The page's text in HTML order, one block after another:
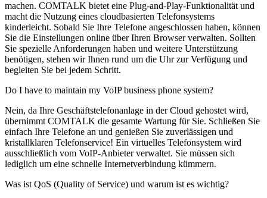
machen. COMTALK bietet eine Plug-and-Play-Funktionalität und
macht die Nutzung eines cloudbasierten Telefonsystems
kinderleicht. Sobald Sie Ihre Telefone angeschlossen haben, können
Sie die Einstellungen online über Ihren Browser verwalten. Sollten
Sie spezielle Anforderungen haben und weitere Unterstützung
benötigen, stehen wir Ihnen rund um die Uhr zur Verfügung und
begleiten Sie bei jedem Schritt.
Do I have to maintain my VoIP business phone system?
Nein, da Ihre Geschäftstelefonanlage in der Cloud gehostet wird,
übernimmt COMTALK die gesamte Wartung für Sie. Schließen Sie
einfach Ihre Telefone an und genießen Sie zuverlässigen und
kristallklaren Telefonservice! Ein virtuelles Telefonsystem wird
ausschließlich vom VoIP-Anbieter verwaltet. Sie müssen sich
lediglich um eine schnelle Internetverbindung kümmern.
Was ist QoS (Quality of Service) und warum ist es wichtig?